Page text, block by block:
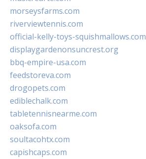
morseysfarms.com
riverviewtennis.com
official-kelly-toys-squishmallows.com
displaygardenonsuncrest.org
bbq-empire-usa.com
feedstoreva.com
drogopets.com
ediblechalk.com
tabletennisnearme.com
oaksofa.com
soultacohtx.com
capishcaps.com